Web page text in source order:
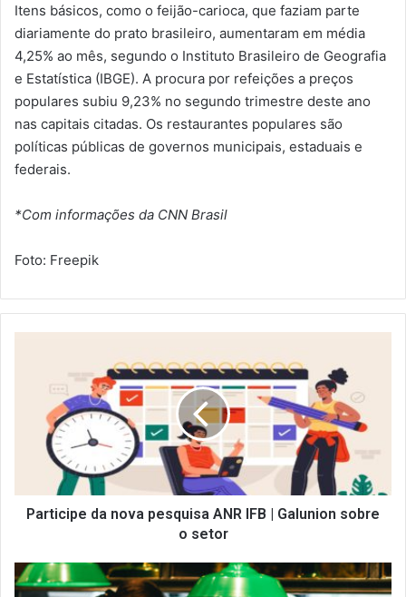
Itens básicos, como o feijão-carioca, que faziam parte
diariamente do prato brasileiro, aumentaram em média
4,25% ao mês, segundo o Instituto Brasileiro de Geografia
e Estatística (IBGE). A procura por refeições a preços
populares subiu 9,23% no segundo trimestre deste ano
nas capitais citadas. Os restaurantes populares são
políticas públicas de governos municipais, estaduais e
federais.
*Com informações da CNN Brasil
Foto: Freepik
e
o
v
Participe da nova pesquisa ANR IFB | Galunion sobre
o setor
A
N